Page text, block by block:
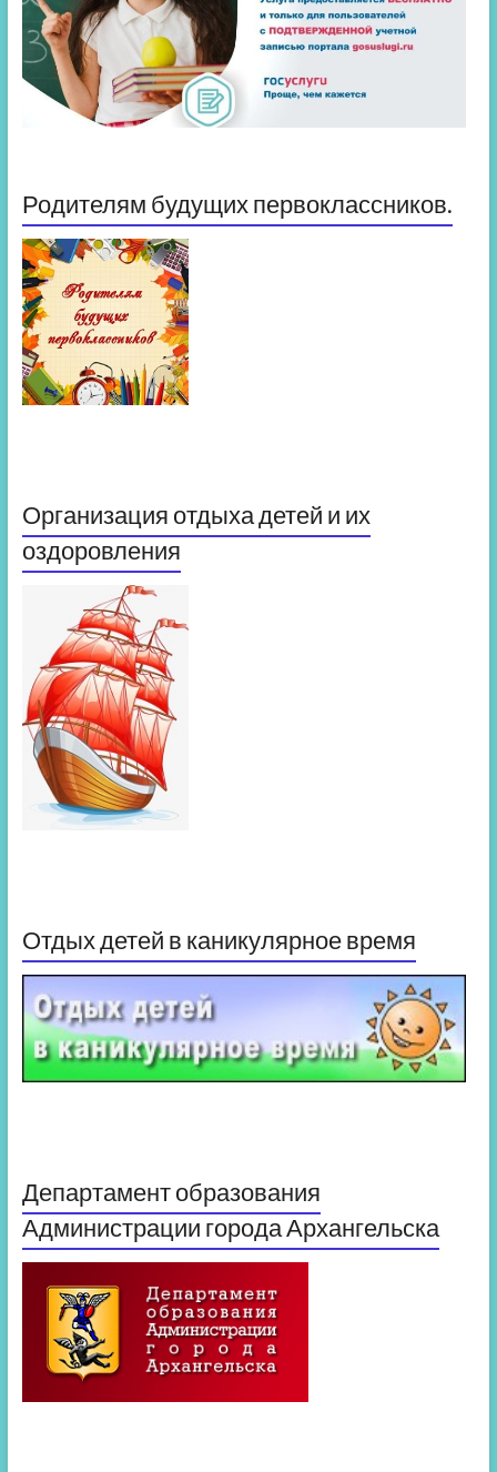
Родителям будущих первоклассников.
Организация отдыха детей и их
оздоровления
Отдых детей в каникулярное время
Департамент образования
Администрации города Архангельска